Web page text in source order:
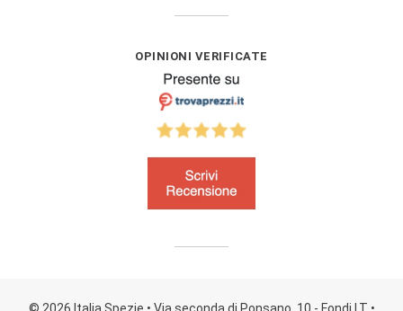
OPINIONI VERIFICATE